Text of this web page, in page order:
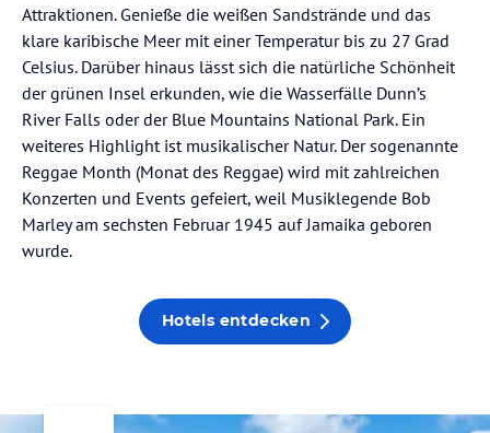
Attraktionen. Genieße die weißen Sandstrände und das
klare karibische Meer mit einer Temperatur bis zu 27 Grad
Celsius. Darüber hinaus lässt sich die natürliche Schönheit
der grünen Insel erkunden, wie die Wasserfälle Dunn’s
River Falls oder der Blue Mountains National Park. Ein
weiteres Highlight ist musikalischer Natur. Der sogenannte
Reggae Month (Monat des Reggae) wird mit zahlreichen
Konzerten und Events gefeiert, weil Musiklegende Bob
Marley am sechsten Februar 1945 auf Jamaika geboren
wurde.
Hotels entdecken